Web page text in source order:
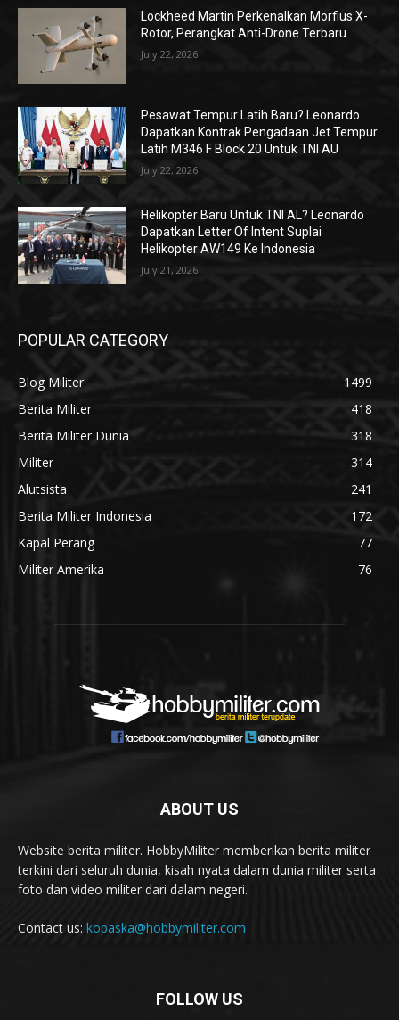
Lockheed Martin Perkenalkan Morfius X-
Rotor, Perangkat Anti-Drone Terbaru
July 22, 2026
Pesawat Tempur Latih Baru? Leonardo
Dapatkan Kontrak Pengadaan Jet Tempur
Latih M346 F Block 20 Untuk TNI AU
July 22, 2026
Helikopter Baru Untuk TNI AL? Leonardo
Dapatkan Letter Of Intent Suplai
Helikopter AW149 Ke Indonesia
July 21, 2026
POPULAR CATEGORY
Blog Militer
1499
Berita Militer
418
Berita Militer Dunia
318
Militer
314
Alutsista
241
Berita Militer Indonesia
172
Kapal Perang
77
Militer Amerika
76
ABOUT US
Website berita militer. HobbyMiliter memberikan berita militer
terkini dari seluruh dunia, kisah nyata dalam dunia militer serta
foto dan video militer dari dalam negeri.
Contact us: kopaska@hobbymiliter.com
FOLLOW US